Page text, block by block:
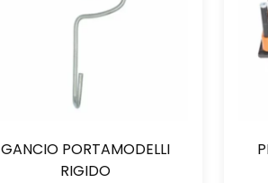
GANCIO PORTAMODELLI
RIGIDO